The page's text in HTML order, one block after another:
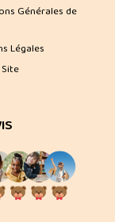
Générales de
Légales